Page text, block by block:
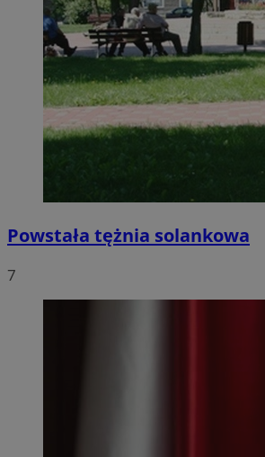
Powstała tężnia solankowa
7